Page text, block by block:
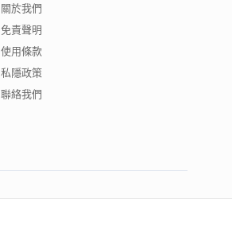
關於我們
免責聲明
使用條款
私隱政策
聯絡我們